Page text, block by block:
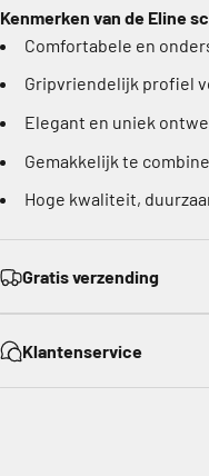
Kenmerken van de Eline
Comfortabele en
Gripvriendelijk profiel
Elegant en uniek
Gemakkelijk te
Hoge kwaliteit,
Gratis verzending
Klantenservice